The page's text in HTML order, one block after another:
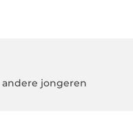
jongeren